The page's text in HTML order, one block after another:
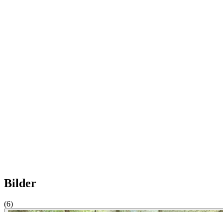
Bilder
(6)